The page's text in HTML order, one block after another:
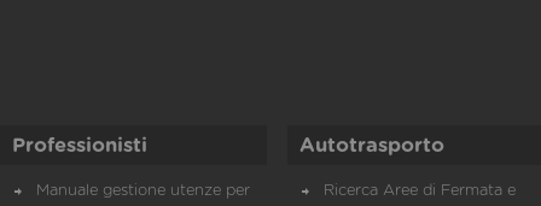
Professionisti
Manuale gestione utenze per
Autotrasporto
Ricerca Aree di Fermata e